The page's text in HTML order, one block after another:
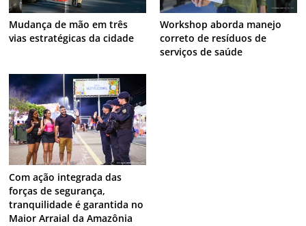
Mudança de mão em três
vias estratégicas da cidade
Workshop aborda manejo
correto de resíduos de
serviços de saúde
Com ação integrada das
forças de segurança,
tranquilidade é garantida no
Maior Arraial da Amazônia